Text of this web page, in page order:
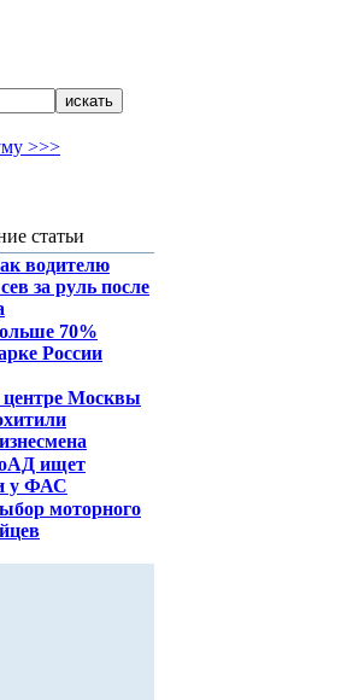
>>>
статьи
водителю
за руль после
70%
России
Москвы
ищет
у ФАС
моторного